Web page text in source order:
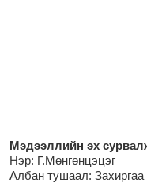
Мэдээллийн эх
Нэр: Г.Мөнгөнцэцэг
Албан тушаал: Захиргаа